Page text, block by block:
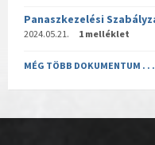
Panaszkezelési
2024.05.21. 1 melléklet
MÉG TÖBB DOKUMENTUM . . .